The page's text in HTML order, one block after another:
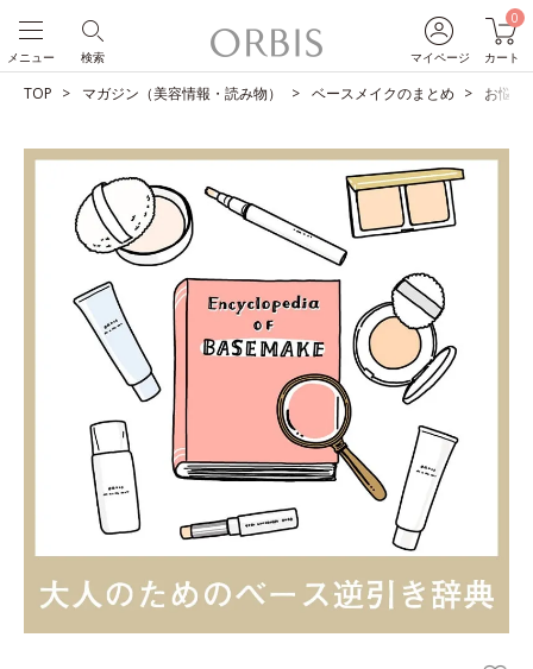
マイページ
0
カート
検索
メニュー
TOP マガジン（美容情報・読み物） ベースメイクのまとめ お悩み